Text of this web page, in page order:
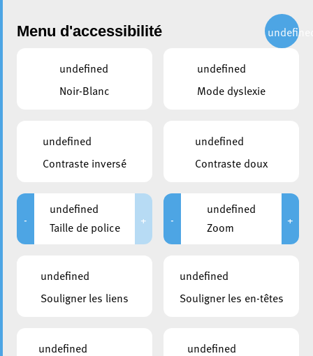
Administration
pour leurs performances de la
saison
Menu d'accessibilité
undefined
Noir-Blanc
undefined
Mode dyslexie
undefined
Contraste inversé
undefined
Contraste doux
-
undefined
Taille de police
+ -
undefined
Zoom
+
undefined
Souligner les liens
undefined
Souligner les en-têtes
undefined
undefined